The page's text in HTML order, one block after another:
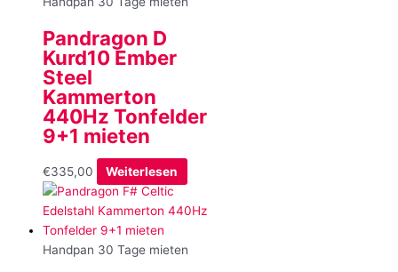
Pandragon D
Kurd10 Ember
Steel
Kammerton
440Hz Tonfelder
9+1 mieten
€335,00 Weiterlesen
Handpan 30 Tage mieten